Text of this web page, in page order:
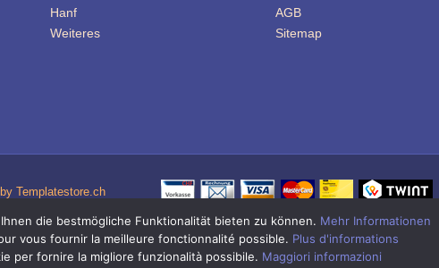
Hanf
Weiteres
AGB
Sitemap
Templatestore.ch
Quick-Link Navigation
Zigaretten Shop|Zigi Shop|Tabak Shop
Tabak / Zigi Tabak und Zigaretten Zubehör / Zigi Zubehör
die bestmögliche Funktionalität bieten zu können. Mehr Informationen
vous fournir la meilleure fonctionnalité possible. Plus d'informations
per fornire la migliore funzionalità possibile. Maggiori informazioni